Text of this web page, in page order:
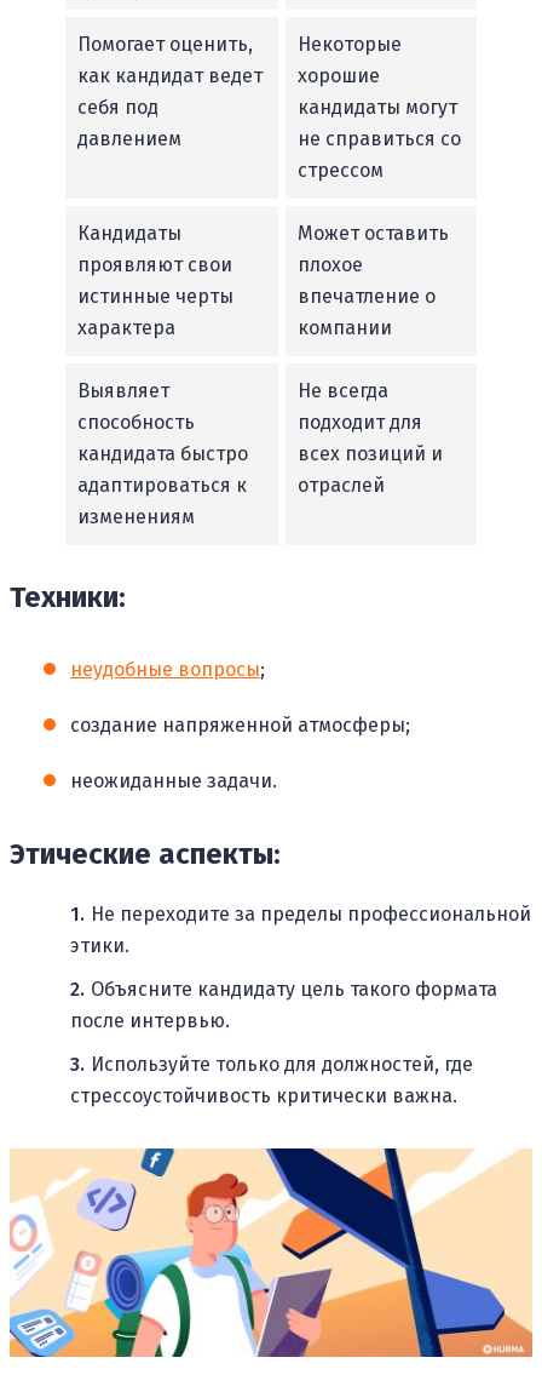
Помогает оценить,
как кандидат ведет
себя под
давлением
Некоторые
хорошие
кандидаты могут
не справиться со
стрессом
Кандидаты
проявляют свои
истинные черты
характера
Может оставить
плохое
впечатление о
компании
Выявляет
способность
кандидата быстро
адаптироваться к
изменениям
Не всегда
подходит для
всех позиций и
отраслей
Техники:
неудобные вопросы;
создание напряженной атмосферы;
неожиданные задачи.
Этические аспекты:
Не переходите за пределы профессиональной
этики.
Объясните кандидату цель такого формата
после интервью.
Используйте только для должностей, где
стрессоустойчивость критически важна.